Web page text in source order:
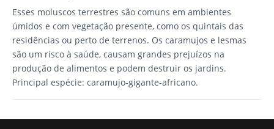
Esses moluscos terrestres são comuns em ambientes
úmidos e com vegetação presente, como os quintais das
residências ou perto de terrenos. Os caramujos e lesmas
são um risco à saúde, causam grandes prejuízos na
produção de alimentos e podem destruir os jardins.
Principal espécie: caramujo-gigante-africano.